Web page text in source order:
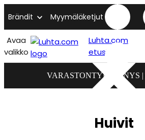
Brändit Myymäläketjut
Avaa
valikko
Luhta.com
etusivu
VARASTONTYHJENNYS |
Huivit